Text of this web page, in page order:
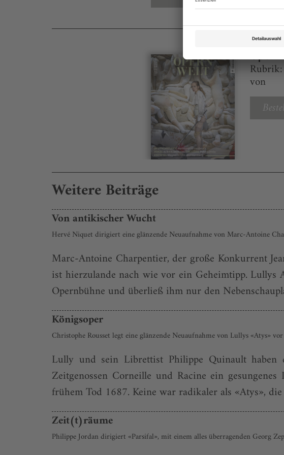
von
Weitere Beiträge
Von antikischer Wucht
Hervé Niquet dirigiert eine glänzende Neuaufnahme von Marc-Antoine
Marc-Antoine Charpentier, der große Konkurrent
ist hierzulande nach wie vor ein Geheimtipp. Lullys
Opernbühne und überließ ihm nur den
Königsoper
Christophe Rousset legt eine glänzende Neuaufnahme von Lullys «Atys» vor
Lully und sein Librettist Philippe Quinault haben
Zeitgenossen Corneille und Racine ein
frühem Tod 1687. Keine war radikaler als «Atys»,
Zeit(t)räume
Philippe Jordan dirigiert «Parsifal», mit einem alles überragenden Georg